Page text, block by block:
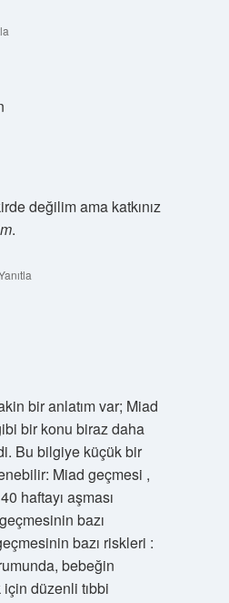
değilim ama katkınız
.
bir anlatım var; Miad
bir konu biraz daha
Bu bilgiye küçük bir
Miad geçmesi ,
haftayı aşması
bazı
bazı riskleri :
bebeğin
için düzenli tıbbi